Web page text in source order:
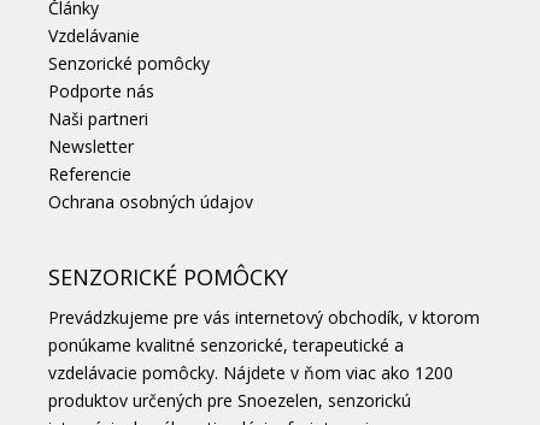
Články
Vzdelávanie
Senzorické pomôcky
Podporte nás
Naši partneri
Newsletter
Referencie
Ochrana osobných údajov
SENZORICKÉ POMÔCKY
Prevádzkujeme pre vás internetový obchodík, v ktorom
ponúkame kvalitné senzorické, terapeutické a
vzdelávacie pomôcky. Nájdete v ňom viac ako 1200
produktov určených pre Snoezelen, senzorickú